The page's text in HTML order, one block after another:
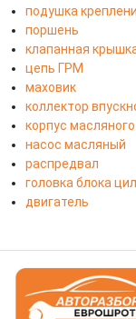
подушка
поршень
клапанная
цепь ГРМ
маховик
коллектор
корпус
насос масляный
распредвал
головка блока
двигатель